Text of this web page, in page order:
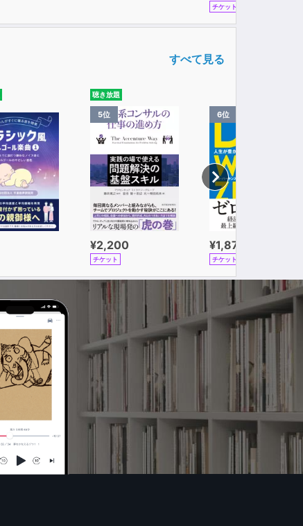
チケット
すべて見る
聴き放題
5位
¥2,200
チケット
6位
¥1,870
チケット